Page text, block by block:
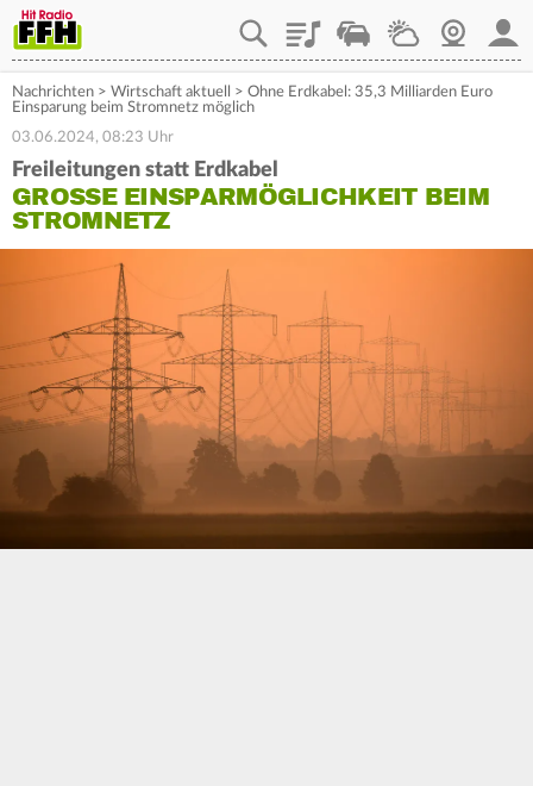
PlaylistStaupilotWetterWebcam
Nachrichten > Wirtschaft aktuell > Ohne Erdkabel: 35,3 Milliarden Euro
Einsparung beim Stromnetz möglich
03.06.2024, 08:23 Uhr
Freileitungen statt Erdkabel
GROSSE EINSPARMÖGLICHKEIT BEIM S
TROMNETZ